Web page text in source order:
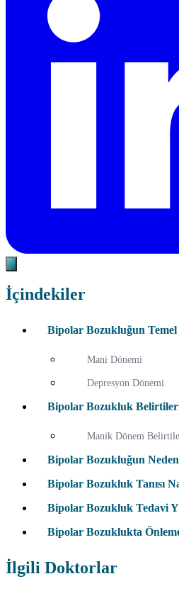
İçindekiler
Bipolar Bozukluğun
Mani Dönemi
Depresyon Dönemi
Bipolar Bozukluk
Manik Dönem
Bipolar Bozukluğun
Bipolar Bozukluk Tanısı
Bipolar Bozukluk Tedavi
Bipolar Bozuklukta
İlgili Doktorlar